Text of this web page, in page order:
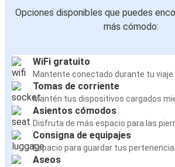
Opciones disponibles que puedes
más cómodo:
WiFi gratuito
Mantente conectado durante tu viaje
Tomas de corriente
Mantén tus dispositivos cargados
Asientos cómodos
Disfruta de más espacio para las
Consigna de equipajes
Espacio para guardar tus
Aseos